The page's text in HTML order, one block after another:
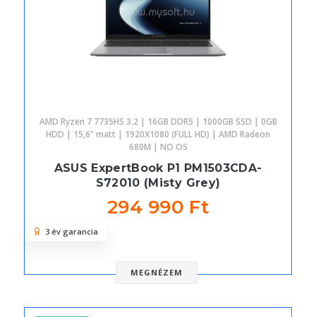
AMD Ryzen 7 7735HS 3.2 | 16GB DDR5 | 1000GB SSD | 0GB
HDD | 15,6" matt | 1920X1080 (FULL HD) | AMD Radeon
680M | NO OS
ASUS ExpertBook P1 PM1503CDA-
S72010 (Misty Grey)
294 990 Ft
MEGNÉZEM
3 év garancia